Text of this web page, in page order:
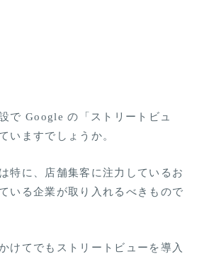
で Google の「ストリートビュ
いますでしょうか。
特に、店舗集客に注力しているお
いる企業が取り入れるべきもので
けてでもストリートビューを導入